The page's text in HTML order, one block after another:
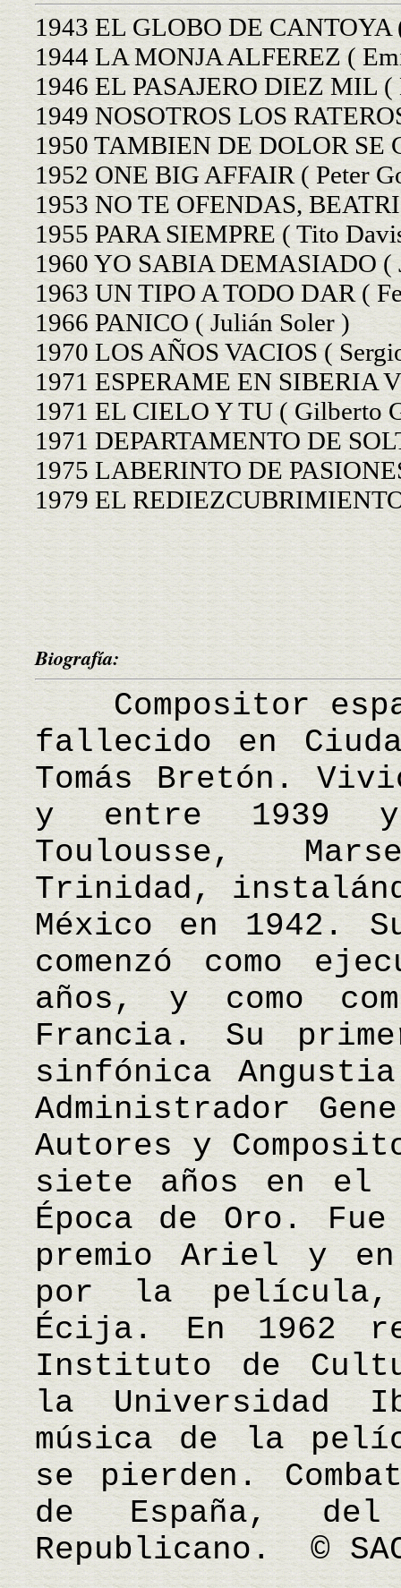
1943 EL GLOBO DE CANTOYA
1944 LA MONJA ALFEREZ (
1946 EL PASAJERO DIEZ MIL
1949 NOSOTROS LOS
1950 TAMBIEN DE DOLOR SE
1952 ONE BIG AFFAIR ( Peter
1953 NO TE OFENDAS,
1955 PARA SIEMPRE ( Tito
1960 YO SABIA DEMASIADO (
1963 UN TIPO A TODO DAR (
1966 PANICO ( Julián Soler )
1970 LOS AÑOS VACIOS (
1971 ESPERAME EN SIBERIA
1971 EL CIELO Y TU ( Gilberto
1971 DEPARTAMENTO DE
1975 LABERINTO DE
1979 EL
Biografía:
Compositor
fallecido en
Tomás Bretón.
y entre 1939
Toulousse,
Trinidad,
México en 1942.
comenzó como
años, y como
Francia. Su
sinfónica
Administrador
Autores y
siete años en el
Época de Oro.
premio Ariel y
por la
Écija. En 1962
Instituto de
la Universidad
música de la
se pierden.
de España,
Republicano. ©